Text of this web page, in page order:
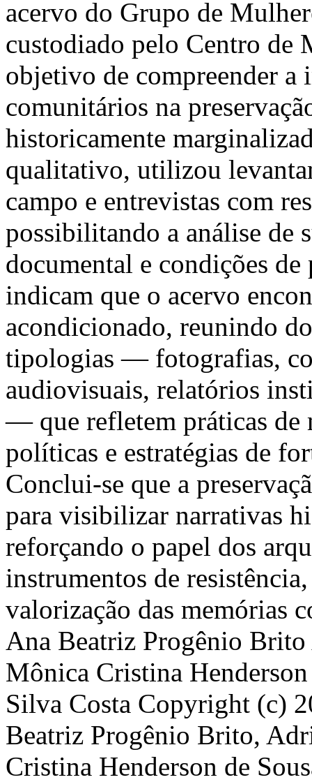
acervo do Grupo de
custodiado pelo Centro de
objetivo de compreender a
comunitários na
historicamente
qualitativo, utilizou
campo e entrevistas com
possibilitando a análise de
documental e condições de
indicam que o acervo
acondicionado, reunindo
tipologias — fotografias,
audiovisuais, relatórios
— que refletem práticas de
políticas e estratégias de
Conclui-se que a
para visibilizar narrativas
reforçando o papel dos
instrumentos de
valorização das memórias
Ana Beatriz Progênio Brito
Mônica Cristina Henderson
Silva Costa Copyright (c)
Beatriz Progênio Brito,
Cristina Henderson de